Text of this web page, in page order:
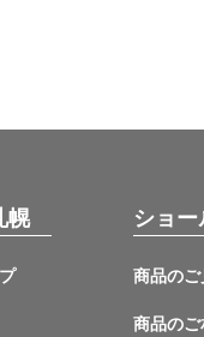
幌 ショ
商品のご
商品の